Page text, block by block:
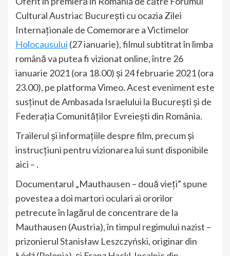
Cultural Austriac Bucureşti cu ocazia Zilei
Internaţionale de Comemorare a Victimelor
Holocausului (27 ianuarie), filmul subtitrat în limba
română va putea fi vizionat online, între 26
ianuarie 2021 (ora 18.00) şi 24 februarie 2021 (ora
23.00), pe platforma Vimeo. Acest eveniment este
susţinut de Ambasada Israelului la Bucureşti şi de
Federaţia Comunităţilor Evreieşti din România.
Trailerul şi informaţiile despre film, precum şi
instrucţiuni pentru vizionarea lui sunt disponibile
aici – .
Documentarul „Mauthausen – două vieţi” spune
povestea a doi martori oculari ai ororilor
petrecute în lagărul de concentrare de la
Mauthausen (Austria), în timpul regimului nazist –
prizonierul Stanisław Leszczyński, originar din